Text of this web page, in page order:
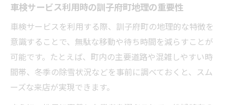
車検サービス利用時の訓子府町地理の重要性
車検サービスを利用する際、訓子府町の地理的な特徴を
意識することで、無駄な移動や待ち時間を減らすことが
可能です。たとえば、町内の主要道路や混雑しやすい時
間帯、冬季の除雪状況などを事前に調べておくと、スム
ーズな来店が実現できます。